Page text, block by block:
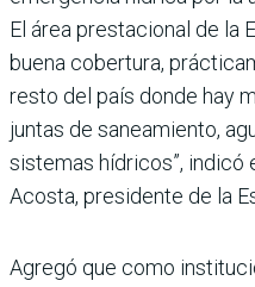
El área prestacional de la
buena cobertura,
resto del país donde hay
juntas de saneamiento,
sistemas hídricos”, indicó
Acosta, presidente de la
Agregó que como